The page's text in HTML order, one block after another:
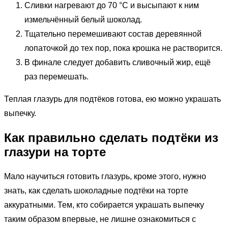
Сливки нагревают до 70 °С и высыпают к ним
измельчённый белый шоколад.
Тщательно перемешивают состав деревянной
лопаточкой до тех пор, пока крошка не растворится.
В финале следует добавить сливочный жир, ещё
раз перемешать.
Теплая глазурь для подтёков готова, ею можно украшать
выпечку.
Как правильно сделать подтёки из
глазури на торте
Мало научиться готовить глазурь, кроме этого, нужно
знать, как сделать шоколадные подтёки на торте
аккуратными. Тем, кто собирается украшать выпечку
таким образом впервые, не лишне ознакомиться с